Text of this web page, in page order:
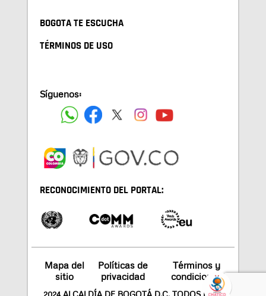
BOGOTA TE ESCUCHA
TÉRMINOS DE USO
Síguenos:
RECONOCIMIENTO DEL PORTAL:
Mapa del
sitio
Políticas de
privacidad
Términos y
condiciones
2024 ALCALDÍA DE BOGOTÁ D.C. TODOS LOS